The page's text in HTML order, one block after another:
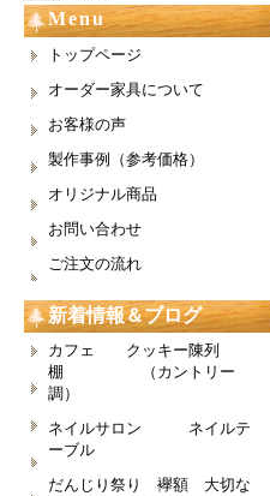
Menu
トップページ
オーダー家具について
お客様の声
製作事例（参考価格）
オリジナル商品
お問い合わせ
ご注文の流れ
新着情報＆ブログ
カフェ クッキー陳列
棚 （カントリー
調）
ネイルサロン ネイルテ
ーブル
だんじり祭り 襷額 大切な